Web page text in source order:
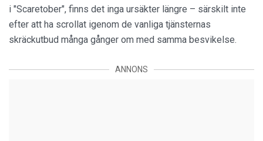
i "Scaretober", finns det inga ursäkter längre – särskilt inte
efter att ha scrollat igenom de vanliga tjänsternas
skräckutbud många gånger om med samma besvikelse.
ANNONS